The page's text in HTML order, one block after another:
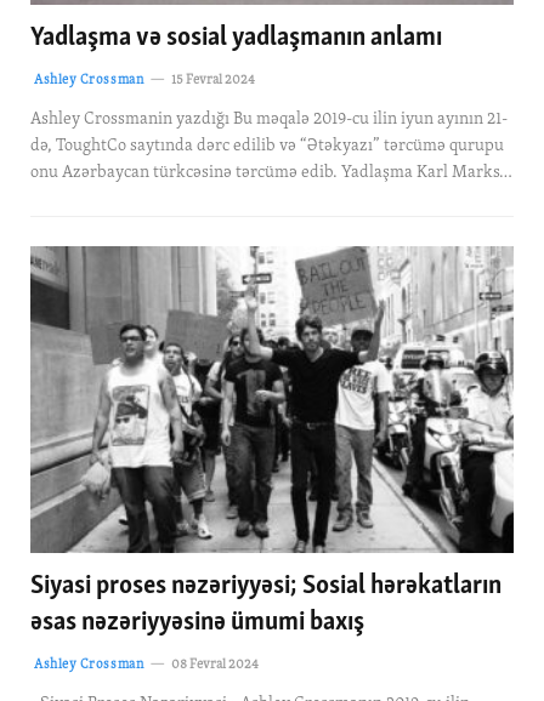
Yadlaşma və sosial yadlaşmanın anlamı
Ashley Crossman 15 Fevral 2024
Ashley Crossmanin yazdığı Bu məqalə 2019-cu ilin iyun ayının 21-
də, ToughtCo saytında dərc edilib və “Ətəkyazı” tərcümə qurupu
onu Azərbaycan türkcəsinə tərcümə edib. Yadlaşma Karl Marks…
Siyasi proses nəzəriyyəsi; Sosial hərəkatların
əsas nəzəriyyəsinə ümumi baxış
Ashley Crossman 08 Fevral 2024